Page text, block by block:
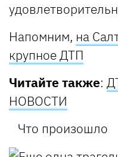
Напомним, на
крупное ДТП
Читайте также:
НОВОСТИ
Что произошло